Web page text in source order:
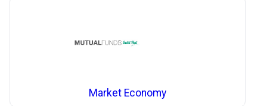
Market Economy